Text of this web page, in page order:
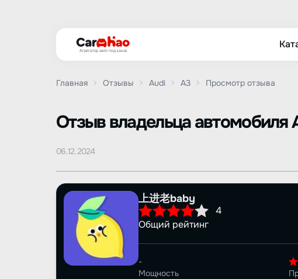
Агрегатор авто под заказ
Главная Отзывы Audi A3 Просмотр отзыва
Oтзыв владельца автомобиля
06.12.2024
上进老baby
4
Общий рейтинг
-
Мощность